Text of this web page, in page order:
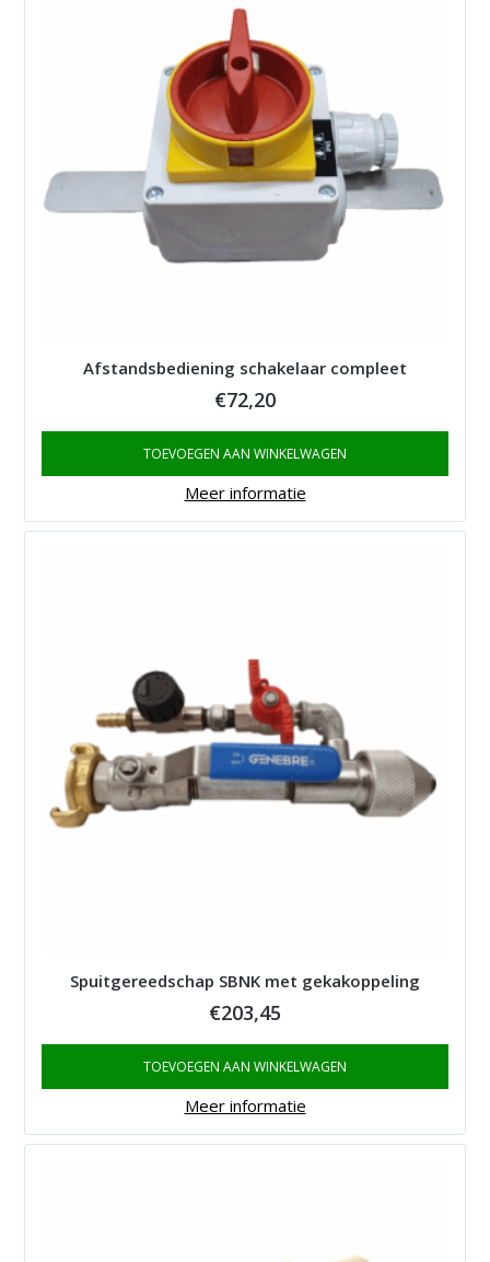
Afstandsbediening schakelaar compleet
€72,20
TOEVOEGEN AAN WINKELWAGEN
Meer informatie
Spuitgereedschap SBNK met gekakoppeling
€203,45
TOEVOEGEN AAN WINKELWAGEN
Meer informatie